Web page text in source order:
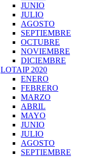
JUNIO
JULIO
AGOSTO
SEPTIEMBRE
OCTUBRE
NOVIEMBRE
DICIEMBRE
LOTAIP 2020
ENERO
FEBRERO
MARZO
ABRIL
MAYO
JUNIO
JULIO
AGOSTO
SEPTIEMBRE